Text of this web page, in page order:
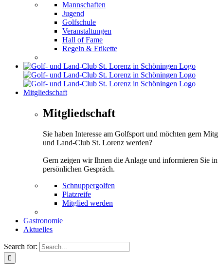
Mannschaften
Jugend
Golfschule
Veranstaltungen
Hall of Fame
Regeln & Etikette
Mitgliedschaft
Mitgliedschaft
Sie haben Interesse am Golfsport und möchten gern
und Land-Club St. Lorenz werden?
Gern zeigen wir Ihnen die Anlage und informieren Sie
persönlichen Gespräch.
Schnuppergolfen
Platzreife
Mitglied werden
Gastronomie
Aktuelles
Search for: